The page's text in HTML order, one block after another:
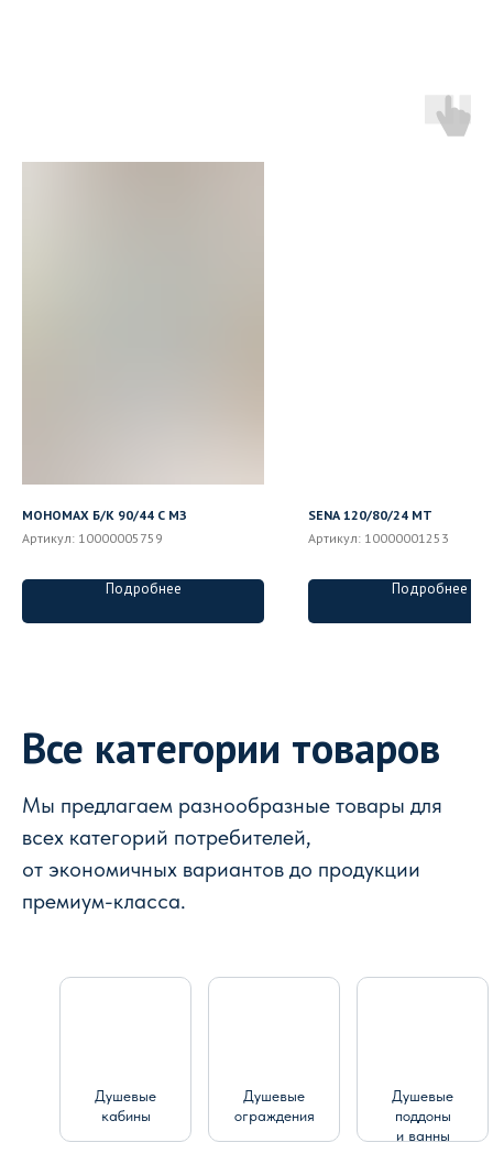
МОНОМАХ Б/К 90/44 С МЗ
Артикул: 10000005759
Подробнее
SENA 120/80/24 MT
Артикул: 10000001253
Подробнее
Все категории товаров
Мы предлагаем разнообразные товары для
всех категорий потребителей,
от экономичных вариантов до продукции
премиум-класса.
Душевые
кабины
Душевые
ограждения
Душевые
поддоны
и ванны